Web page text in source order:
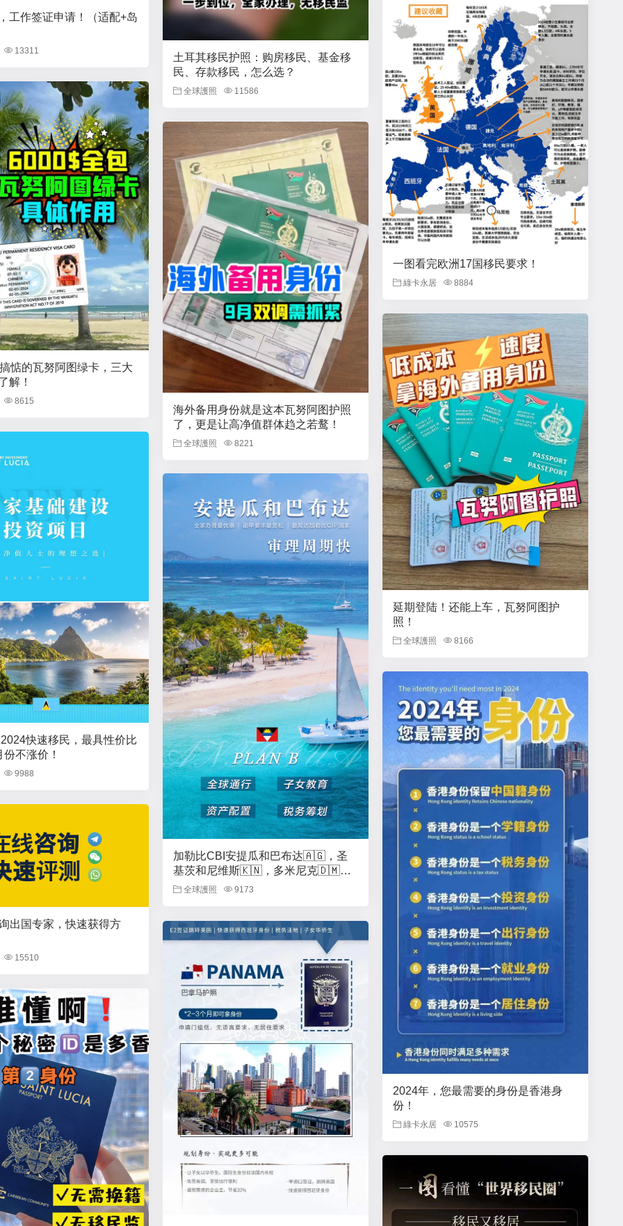
工作签证申请！（适配+岛
13311
土耳其移民护照：购房移民、基金移
民、存款移民，怎么选？
全球護照 11586
一图看完欧洲17国移民要求！
綠卡永居 8884
惦的瓦努阿图绿卡，三大
解！
8615
海外备用身份就是这本瓦努阿图护照
了，更是让高净值群体趋之若鹜！
全球護照 8221
延期登陆！还能上车，瓦努阿图护
照！
全球護照 8166
快速移民，最具性价比
不涨价！
9988
加勒比CBI安提瓜和巴布达🇦🇬，圣
基茨和尼维斯🇰🇳，多米尼克🇩🇲，
格林纳达🇬🇩集体签署涨价协议！
全球護照 9173
2024年，您最需要的身份是香港身
份！
綠卡永居 10575
出国专家，快速获得方
15510